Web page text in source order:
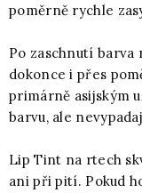
poměrně rychle
Po zaschnutí
dokonce i přes
primárně asijským
barvu, ale
Lip Tint na rtech
ani při pití. Pokud